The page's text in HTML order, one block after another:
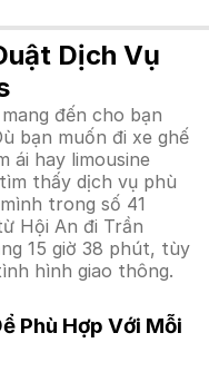
Dịch Vụ
đến cho bạn
bạn muốn đi xe ghế
ái hay limousine
thấy dịch vụ phù
trong số 41
Hội An đi Trần
15 giờ 38 phút, tùy
hình giao thông.
Phù Hợp Với Mỗi